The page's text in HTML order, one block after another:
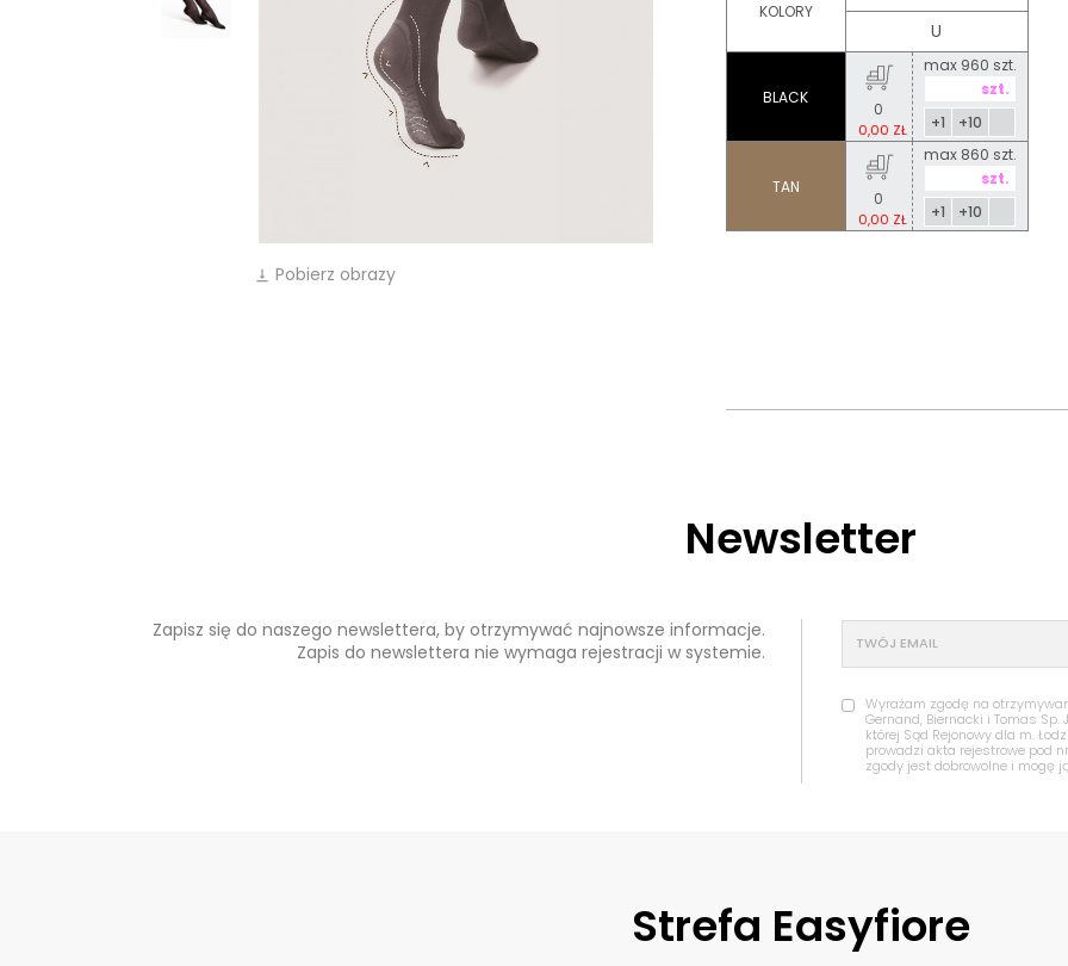
vertical_align_bottom Pobierz obrazy
KOLORY
BLACK
TAN
U
0
0,00 ZŁ
max 960 szt.
+1 +10
0
0,00 ZŁ
max 860 szt.
+1 +10
Newsletter
Zapisz się do naszego newslettera, by otrzymywać najnowsze informacje.
Zapis do newslettera nie wymaga rejestracji w systemie.
Wyrażam zgodę na
Gernand, Biernacki i Tomas
której Sąd Rejonowy dla m.
prowadzi akta rejestrowe pod
zgody jest dobrowolne i mogę
Strefa Easyfiore